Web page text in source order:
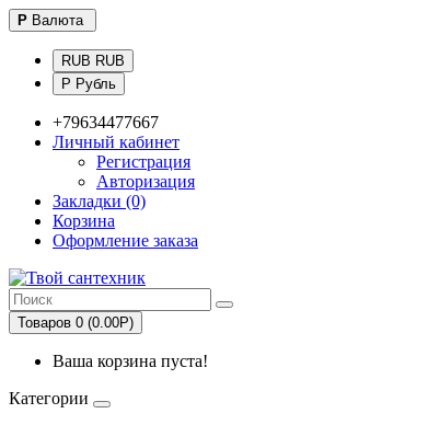
Р Валюта
RUB RUB
Р Рубль
+79634477667
Личный кабинет
Регистрация
Авторизация
Закладки (0)
Корзина
Оформление заказа
Товаров 0 (0.00Р)
Ваша корзина пуста!
Категории